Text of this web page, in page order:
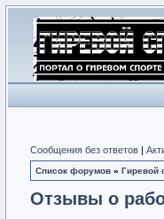
Сообщения без ответов |
Список форумов » Гиревой
Отзывы о